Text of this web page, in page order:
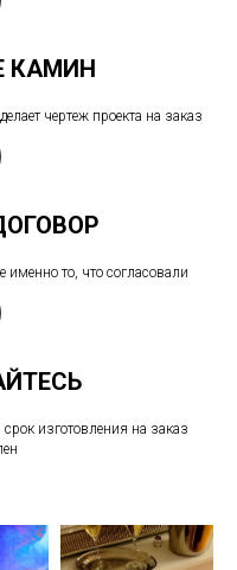
КАМИН
чертеж проекта на заказ
то, что согласовали
изготовления на заказ